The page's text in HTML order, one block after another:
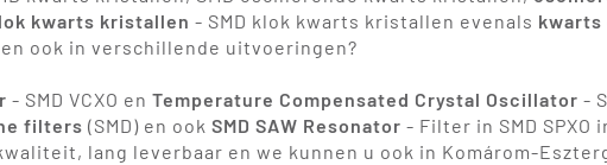
kwarts kristallen - SMD klok kwarts kristallen evenals
en ook in verschillende uitvoeringen?
- SMD VCXO en Temperature Compensated Crystal Oscillator -
filters (SMD) en ook SMD SAW Resonator - Filter in SMD SPXO
lang leverbaar en we kunnen u ook in Komárom-